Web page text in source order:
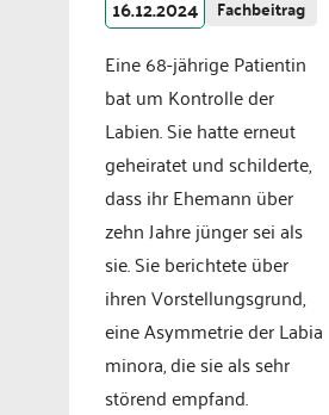
16.12.2024 Fachbeitrag
Eine 68-jährige Patientin
bat um Kontrolle der
Labien. Sie hatte erneut
geheiratet und schilderte,
dass ihr Ehemann über
zehn Jahre jünger sei als
sie. Sie berichtete über
ihren Vorstellungsgrund,
eine Asymmetrie der Labia
minora, die sie als sehr
störend empfand.